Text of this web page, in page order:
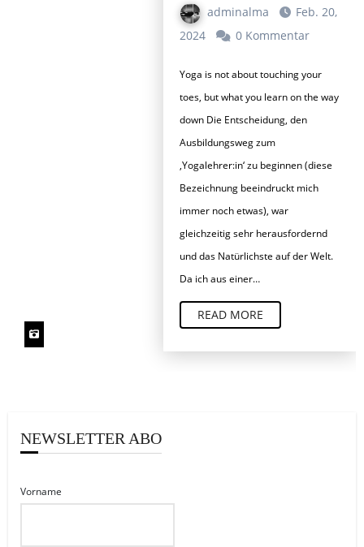
AUSBILDUNG
MACHEN?
adminalma
Feb. 20,
2024
0 Kommentar
Yoga is not about touching your
toes, but what you learn on the way
down Die Entscheidung, den
Ausbildungsweg zum
‚Yogalehrer:in‘ zu beginnen (diese
Bezeichnung beeindruckt mich
immer noch etwas), war
gleichzeitig sehr herausfordernd
und das Natürlichste auf der Welt.
Da ich aus einer…
READ MORE
NEWSLETTER ABO
Vorname